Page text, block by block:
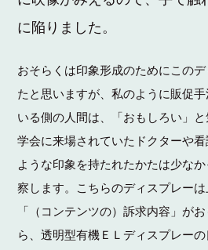
に陥りました。
おそらくは印象形成のためにこの
たと思いますが、私のように販促
いる側の人間は、「おもしろい」と
学会に来場されていたドクターや
ような印象を持たれたかたは少な
察します。こちらのディスプレーは
「（コンテンツの）訴求内容」が
ら、透明型有機ＥＬディスプレー